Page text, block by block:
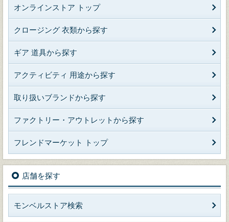
オンラインストア トップ
クロージング 衣類から探す
ギア 道具から探す
アクティビティ 用途から探す
取り扱いブランドから探す
ファクトリー・アウトレットから探す
フレンドマーケット トップ
店舗を探す
モンベルストア検索